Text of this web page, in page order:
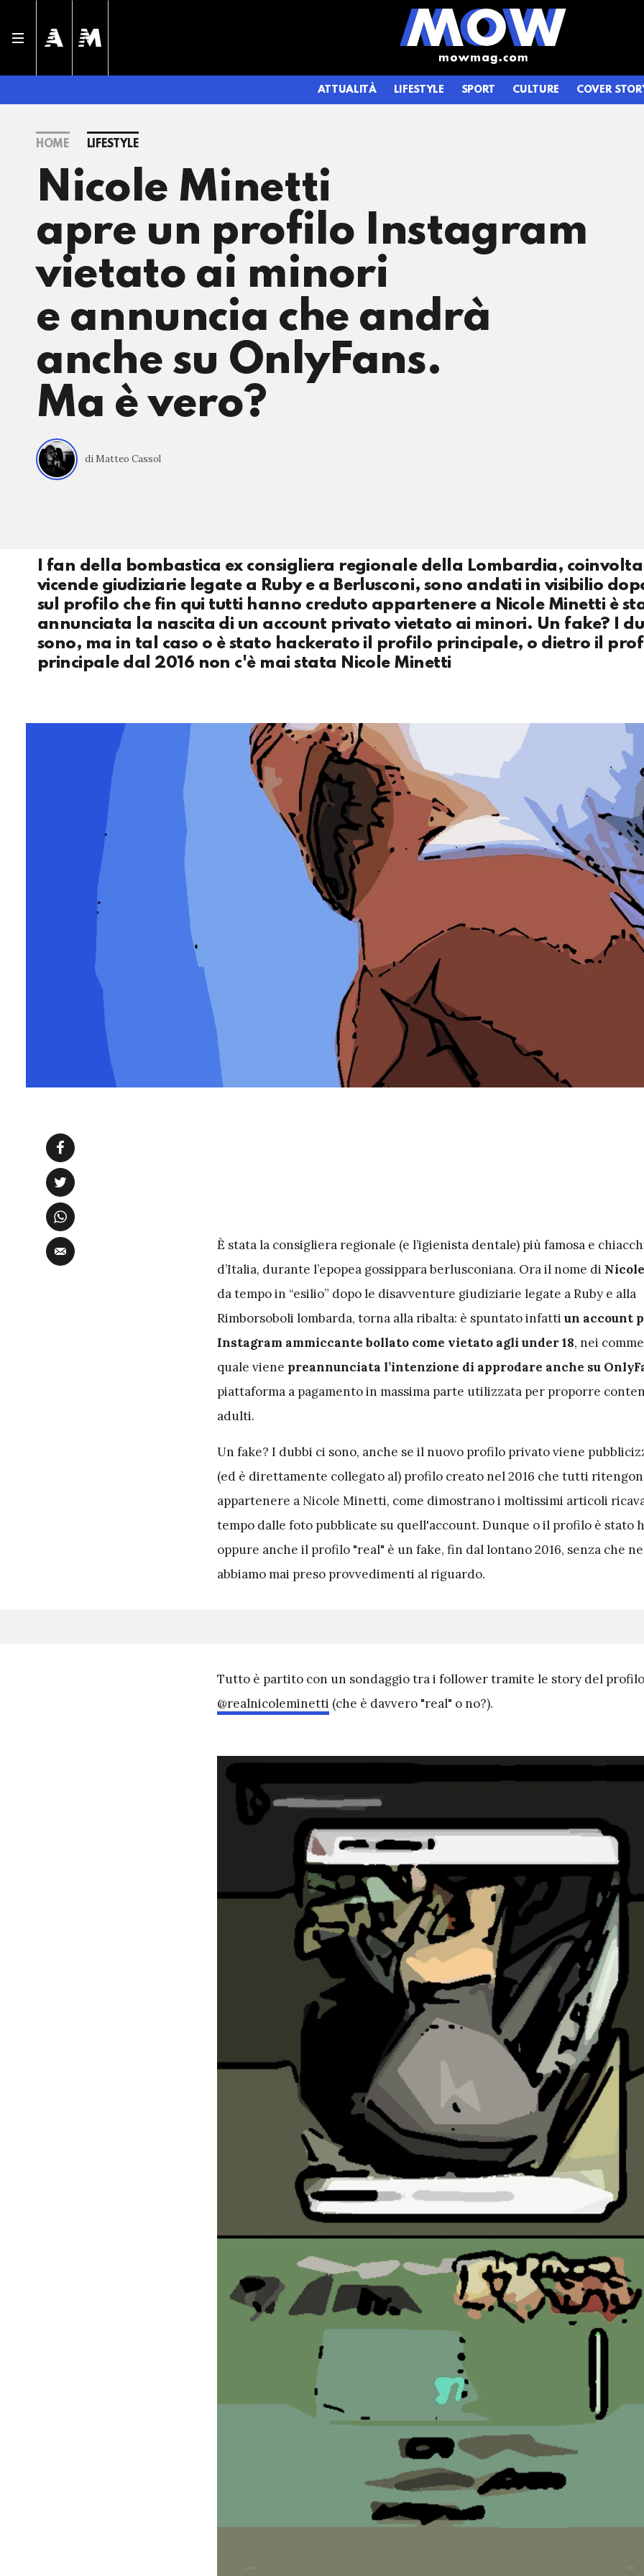
ATTUALITÀ LIFESTYLE SPORT CULTURE COVER
HOME LIFESTYLE
Nicole Minetti
apre un profilo Instagram
vietato ai minori
e annuncia che andrà
anche su OnlyFans.
Ma è vero?
di Matteo Cassol
I fan della bombastica ex consigliera regionale della Lombardia,
vicende giudiziarie legate a Ruby e a Berlusconi, sono andati in visibilio
sul profilo che fin qui tutti hanno creduto appartenere a Nicole Minetti è
annunciata la nascita di un account privato vietato ai minori. Un fake? I
sono, ma in tal caso o è stato hackerato il profilo principale, o dietro il
principale dal 2016 non c'è mai stata Nicole Minetti
È stata la consigliera regionale (e l’igienista dentale) più famosa e
d’Italia, durante l’epopea gossippara berlusconiana. Ora il nome di
da tempo in “esilio” dopo le disavventure giudiziarie legate a Ruby e alla
Rimborsoboli lombarda, torna alla ribalta: è spuntato infattiun account
Instagram ammiccante bollato come vietato agli under 18, nei
quale viene preannunciata l’intenzione di approdare anche su
piattaforma a pagamento in massima parte utilizzata per proporre
adulti.
Un fake? I dubbi ci sono, anche se il nuovo profilo privato viene
(ed è direttamente collegato al) profilo creato nel 2016 che tutti
appartenere a Nicole Minetti, come dimostrano i moltissimi articoli
tempo dalle foto pubblicate su quell'account. Dunque o il profilo è stato
oppure anche il profilo "real" è un fake, fin dal lontano 2016, senza che
abbiamo mai preso provvedimenti al riguardo.
Tutto è partito con un sondaggio tra i follower tramite le story del profilo
@realnicoleminetti (che è davvero "real" o no?).